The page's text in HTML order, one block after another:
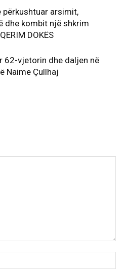
përkushtuar arsimit,
dhe kombit një shkrim
DOKËS
62-vjetorin dhe daljen në
Naime Çullhaj